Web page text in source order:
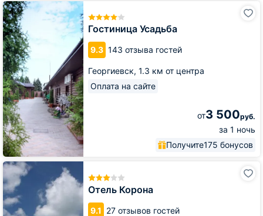
Гостиница Усадьба
9.3 143 отзыва гостей
Георгиевск, 1.3 км от центра
Оплата на сайте
от3 500руб.
за 1 ночь
Получите175 бонусов
Гостиница
Усадьба
Отель Корона
9.1 27 отзывов гостей
Отель
Корона